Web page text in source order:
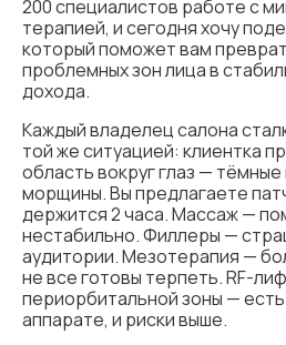
200 специалистов работе с
терапией, и сегодня хочу
который поможет вам
проблемных зон лица в
дохода.
Каждый владелец салона
той же ситуацией: клиентка
область вокруг глаз —
морщины. Вы предлагаете
держится 2 часа. Массаж —
нестабильно. Филлеры —
аудитории. Мезотерапия —
не все готовы терпеть. RF-
периорбитальной зоны —
аппарате, и риски выше.